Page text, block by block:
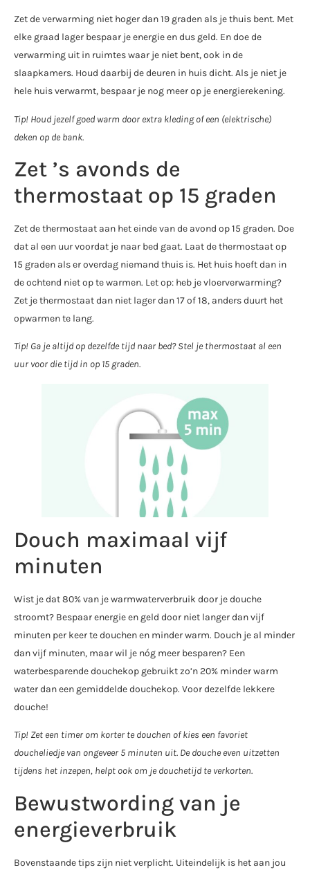
Zet de verwarming niet hoger dan 19 graden als je thuis bent. Met
elke graad lager bespaar je energie en dus geld. En doe de
verwarming uit in ruimtes waar je niet bent, ook in de
slaapkamers. Houd daarbij de deuren in huis dicht. Als je niet je
hele huis verwarmt, bespaar je nog meer op je energierekening.
Tip! Houd jezelf goed warm door extra kleding of een (elektrische)
deken op de bank.
Zet ’s avonds de
thermostaat op 15 graden
Zet de thermostaat aan het einde van de avond op 15 graden. Doe
dat al een uur voordat je naar bed gaat. Laat de thermostaat op
15 graden als er overdag niemand thuis is. Het huis hoeft dan in
de ochtend niet op te warmen. Let op: heb je vloerverwarming?
Zet je thermostaat dan niet lager dan 17 of 18, anders duurt het
opwarmen te lang.
Tip! Ga je altijd op dezelfde tijd naar bed? Stel je thermostaat al een
uur voor die tijd in op 15 graden.
Douch maximaal vijf
minuten
Wist je dat 80% van je warmwaterverbruik door je douche
stroomt? Bespaar energie en geld door niet langer dan vijf
minuten per keer te douchen en minder warm. Douch je al minder
dan vijf minuten, maar wil je nóg meer besparen? Een
waterbesparende douchekop gebruikt zo’n 20% minder warm
water dan een gemiddelde douchekop. Voor dezelfde lekkere
douche!
Tip! Zet een timer om korter te douchen of kies een favoriet
doucheliedje van ongeveer 5 minuten uit. De douche even uitzetten
tijdens het inzepen, helpt ook om je douchetijd te verkorten.
Bewustwording van je
energieverbruik
Bovenstaande tips zijn niet verplicht. Uiteindelijk is het aan jou